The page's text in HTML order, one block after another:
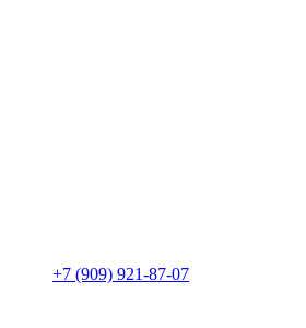
+7 (909) 921-87-07